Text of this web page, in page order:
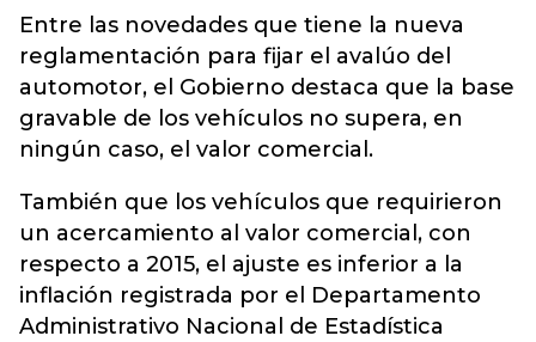
Entre las novedades que tiene la nueva
reglamentación para fijar el avalúo del
automotor, el Gobierno destaca que la base
gravable de los vehículos no supera, en
ningún caso, el valor comercial.
También que los vehículos que requirieron
un acercamiento al valor comercial, con
respecto a 2015, el ajuste es inferior a la
inflación registrada por el Departamento
Administrativo Nacional de Estadística